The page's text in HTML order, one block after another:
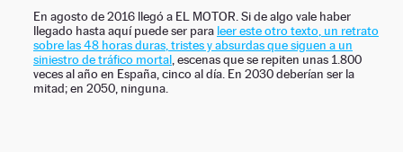
En agosto de 2016 llegó a EL MOTOR. Si de algo vale haber
llegado hasta aquí puede ser para leer este otro texto, un retrato
sobre las 48 horas duras, tristes y absurdas que siguen a un
siniestro de tráfico mortal , escenas que se repiten unas 1.800
veces al año en España, cinco al día. En 2030 deberían ser la
mitad; en 2050, ninguna.